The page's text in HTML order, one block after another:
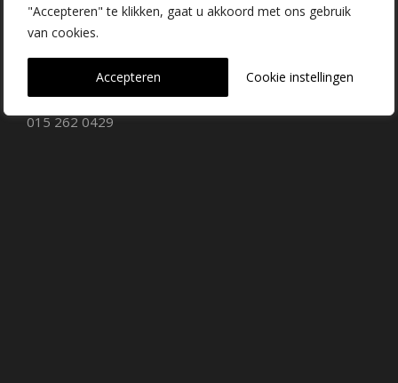
"Accepteren" te klikken, gaat u akkoord met ons gebruik
van cookies.
Cookie instellingen
Accepteren
Vrederustlaan 10
2645 AW Delfgauw
info@dehoogorchids.com
015 262 0429